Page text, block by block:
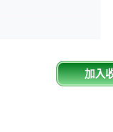
加入